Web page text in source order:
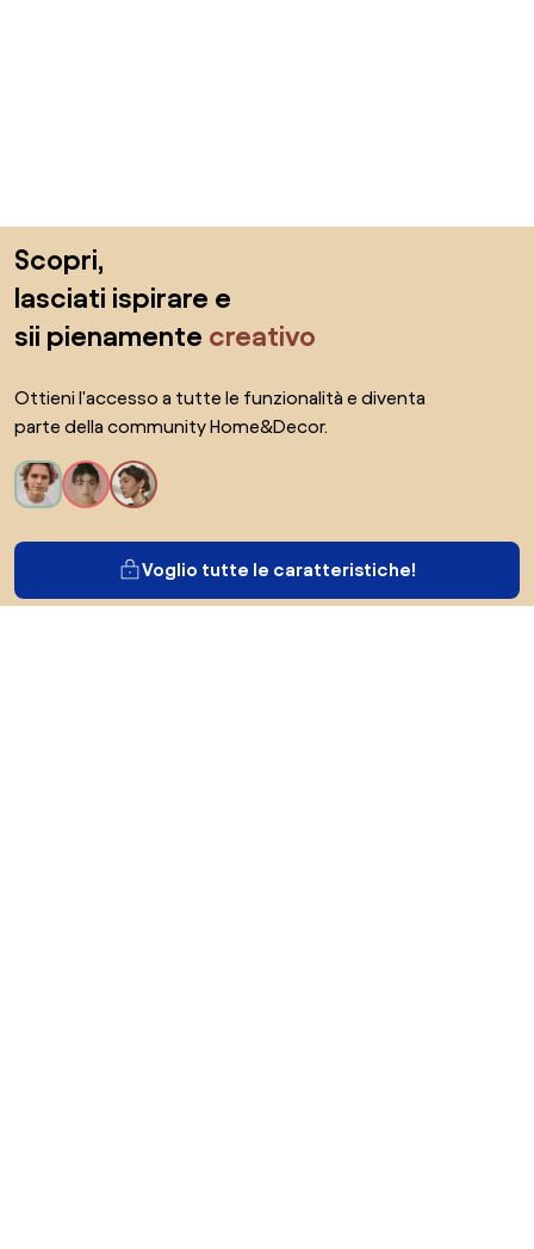
Scopri,
lasciati ispirare e
sii pienamente creativo
Ottieni l'accesso a tutte le funzionalità e diventa
parte della community Home&Decor.
Voglio tutte le caratteristiche!